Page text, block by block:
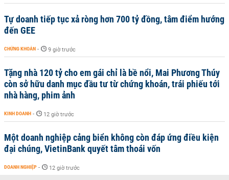
Tự doanh tiếp tục xả ròng hơn 700 tỷ đồng, tâm điểm hướng
đến GEE
CHỨNG KHOÁN - 9 giờ trước
Tặng nhà 120 tỷ cho em gái chỉ là bề nổi, Mai Phương Thúy
còn sở hữu danh mục đầu tư từ chứng khoán, trái phiếu tới
nhà hàng, phim ảnh
KINH DOANH - 12 giờ trước
Một doanh nghiệp cảng biển không còn đáp ứng điều kiện
đại chúng, VietinBank quyết tâm thoái vốn
DOANH NGHIỆP - 12 giờ trước